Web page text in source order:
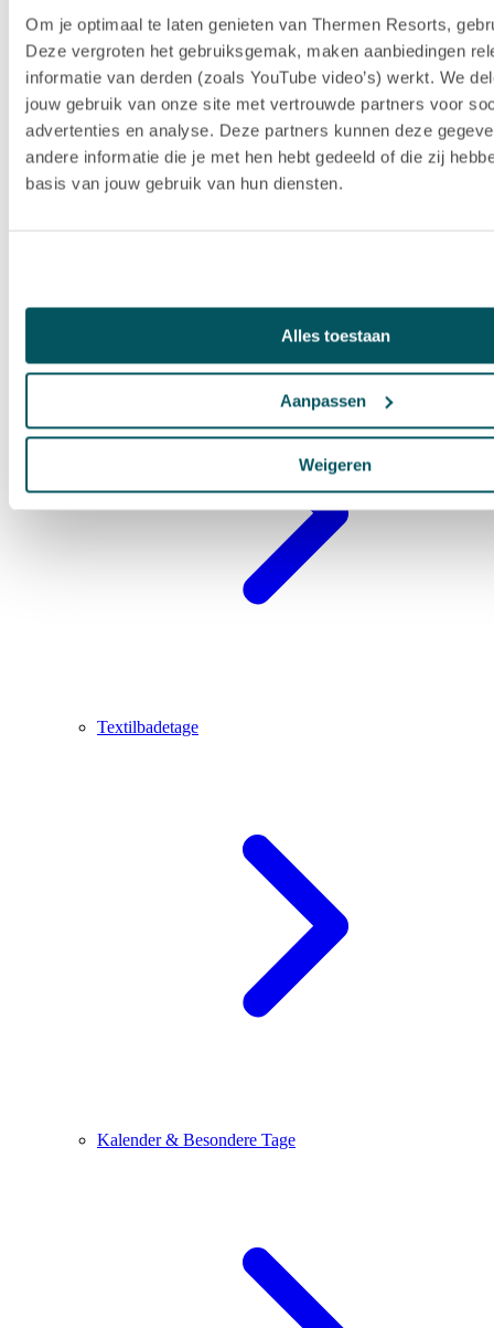
Om je optimaal te laten genieten van Thermen Resorts,
Deze vergroten het gebruiksgemak, maken aanbiedingen
informatie van derden (zoals YouTube video’s) werkt. We
jouw gebruik van onze site met vertrouwde partners voor
advertenties en analyse. Deze partners kunnen deze
andere informatie die je met hen hebt gedeeld of die zij
basis van jouw gebruik van hun diensten.
Alles toestaan
Aanpassen
Weigeren
Nachhaltigkeit
Textilbadetage
Kalender & Besondere Tage